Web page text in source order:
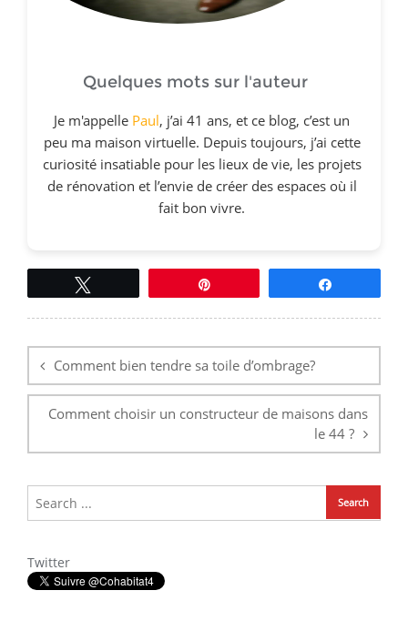
Quelques mots sur l'auteur
Je m'appelle Paul, j’ai 41 ans, et ce blog, c’est un
peu ma maison virtuelle. Depuis toujours, j’ai cette
curiosité insatiable pour les lieux de vie, les projets
de rénovation et l’envie de créer des espaces où il
fait bon vivre.
de
l’articleComment bien tendre sa toile d’ombrage?
Comment choisir un constructeur de maisons dans
le 44 ?
Twitter